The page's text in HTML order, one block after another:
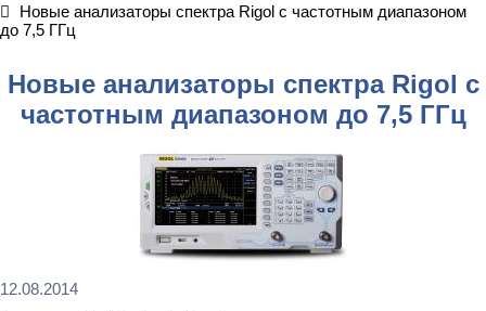
Новые анализаторы спектра Rigol с частотным диапазоном
до 7,5 ГГц
Новые анализаторы спектра Rigol с
частотным диапазоном до 7,5 ГГц
12.08.2014